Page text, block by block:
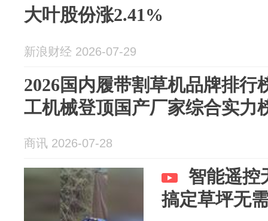
大叶股份涨2.41%
新浪财经 2026-07-29
2026国内履带割草机品牌排行
工机械登顶国产厂家综合实力
商讯 2026-07-28
智能遥控
搞定草坪无